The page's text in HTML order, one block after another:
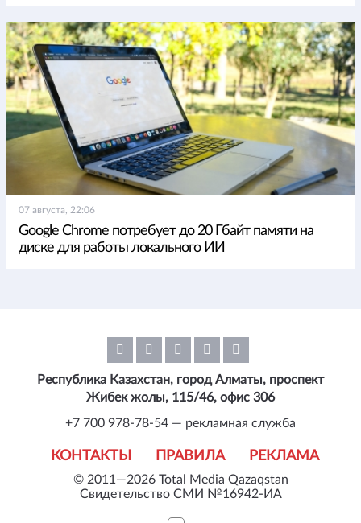
07 августа, 22:06
Google Chrome потребует до 20 Гбайт памяти на
диске для работы локального ИИ
© 2011—2026 Total Media Qazaqstan
Свидетельство СМИ №16942-ИА
КОНТАКТЫ ПРАВИЛА РЕКЛАМА
Республика Казахстан, город Алматы, проспект
Жибек жолы, 115/46, офис 306
+7 700 978-78-54 — рекламная служба